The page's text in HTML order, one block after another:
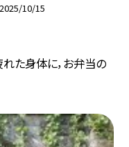
2025/10/15
れた身体に，お弁当の